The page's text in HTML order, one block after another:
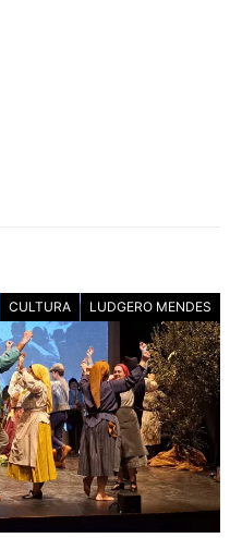
CULTURA LUDGERO MENDES